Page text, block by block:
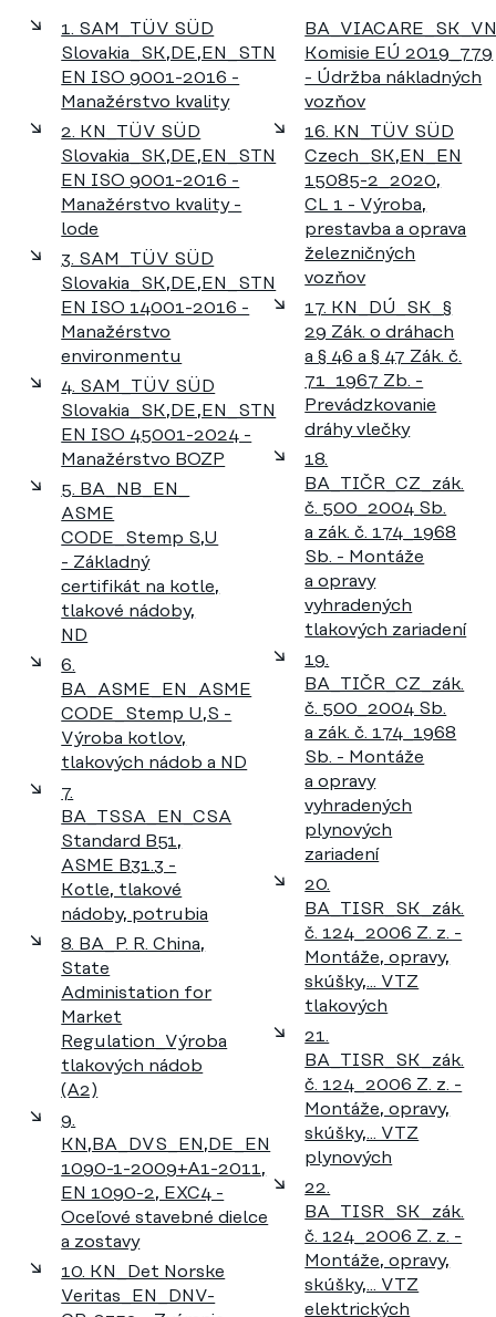
1. SAM_TÜV SÜD
Slovakia_SK,DE,EN_STN
EN ISO 9001-2016 -
Manažérstvo kvality
2. KN_TÜV SÜD
Slovakia_SK,DE,EN_STN
EN ISO 9001-2016 -
Manažérstvo kvality -
lode
3. SAM_TÜV SÜD
Slovakia_SK,DE,EN_STN
EN ISO 14001-2016 -
Manažérstvo
environmentu
4. SAM_TÜV SÜD
Slovakia_SK,DE,EN_STN
EN ISO 45001-2024 -
Manažérstvo BOZP
5. BA_NB_EN_
ASME
CODE_Stemp S,U
- Základný
certifikát na kotle,
tlakové nádoby,
ND
6.
BA_ASME_EN_ASME
CODE_Stemp U,S -
Výroba kotlov,
tlakových nádob a ND
7.
BA_TSSA_EN_CSA
Standard B51,
ASME B31.3 -
Kotle, tlakové
nádoby, potrubia
8. BA_P. R. China,
State
Administation for
Market
Regulation_Výroba
tlakových nádob
(A2)
9.
KN,BA_DVS_EN,DE_EN
1090-1-2009+A1-2011,
EN 1090-2, EXC4 -
Oceľové stavebné dielce
a zostavy
10. KN_Det Norske
Veritas_EN_DNV-
Komisie EÚ 2019_779
- Údržba nákladných
vozňov
16. KN_TÜV SÜD
Czech_SK,EN_EN
15085-2_2020,
CL 1 - Výroba,
prestavba a oprava
železničných
vozňov
17. KN_DÚ_SK_§
29 Zák. o dráhach
a § 46 a § 47 Zák. č.
71_1967 Zb. -
Prevádzkovanie
dráhy vlečky
18.
BA_TIČR_CZ_zák.
č. 500_2004 Sb.
a zák. č. 174_1968
Sb. - Montáže
a opravy
vyhradených
tlakových zariadení
19.
BA_TIČR_CZ_zák.
č. 500_2004 Sb.
a zák. č. 174_1968
Sb. - Montáže
a opravy
vyhradených
plynových
zariadení
20.
BA_TISR_SK_zák.
č. 124_2006 Z. z. -
Montáže, opravy,
skúšky,... VTZ
tlakových
21.
BA_TISR_SK_zák.
č. 124_2006 Z. z. -
Montáže, opravy,
skúšky,... VTZ
plynových
22.
BA_TISR_SK_zák.
č. 124_2006 Z. z. -
Montáže, opravy,
skúšky,... VTZ
elektrických